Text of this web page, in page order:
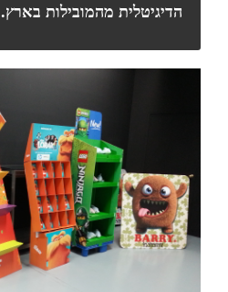
הדיגיטלית מהמובילות בארץ.